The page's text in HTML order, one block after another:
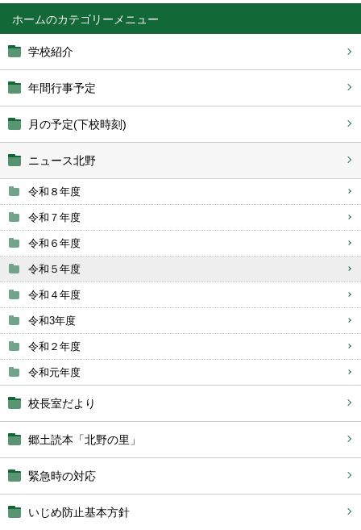
ホーム
学校紹介
年間行事予定
月の予定(下校時刻)
ニュース北野
令和８年度
令和７年度
令和６年度
令和５年度
令和４年度
令和3年度
令和２年度
令和元年度
校長室だより
郷土読本「北野の里」
緊急時の対応
いじめ防止基本方針